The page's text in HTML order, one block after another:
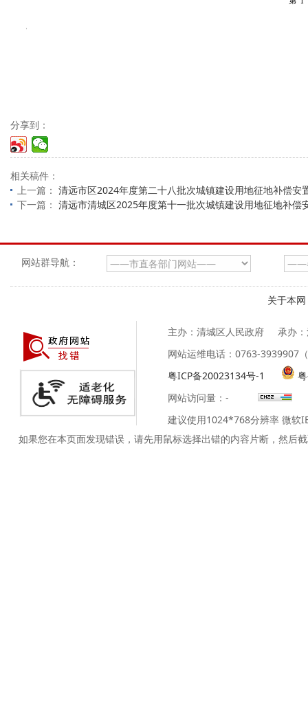
分享到：
相关稿件：
上一篇： 清远市区2024年度第二十八批次城镇建设用地征地补偿安
下一篇： 清远市清城区2025年度第十一批次城镇建设用地征地补偿
网站群导航：
关于本网
主办：清城区人民政府
承办
网站运维电话：0763-3939907
粤ICP备20023134号-1
网站访问量： -
建议使用1024*768分辨率 微软
如果您在本页面发现错误，请先用鼠标选择出错的内容片断，然后